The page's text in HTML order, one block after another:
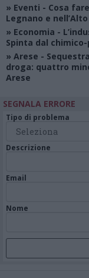
» Eventi - Cosa
Legnano e
» Economia -
Spinta dal
» Arese -
droga: quattro
Arese
SEGNALA ERRORE
Tipo di problema
Descrizione
Email
Nome